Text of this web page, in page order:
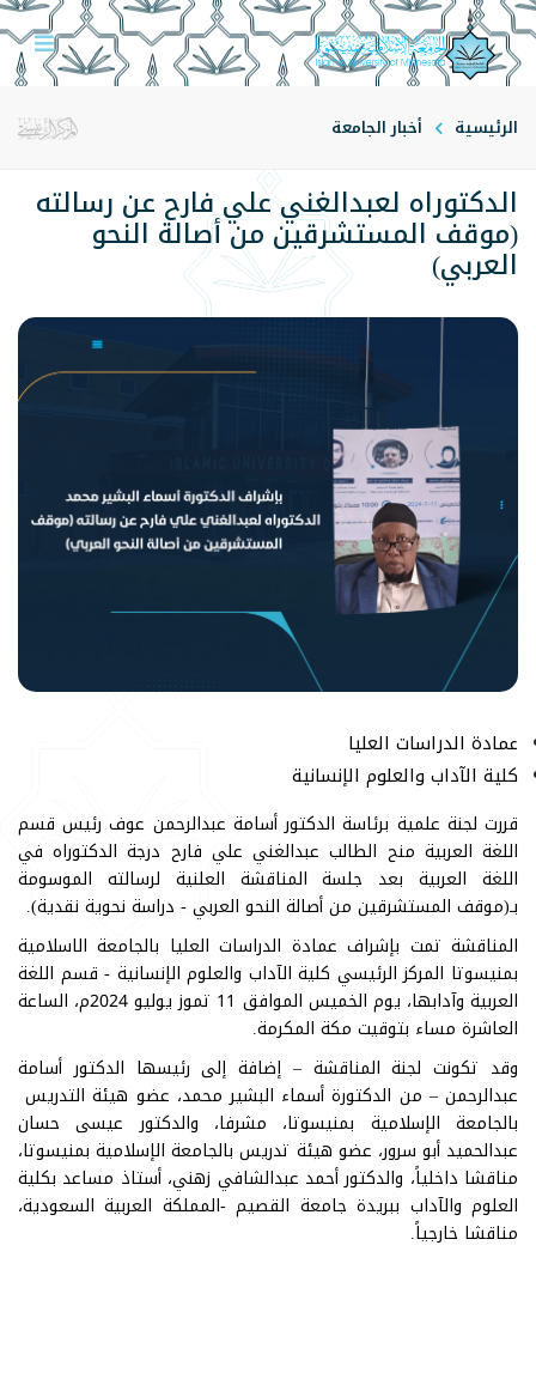
الرئيسية أخبار الجامعة
الدكتوراه لعبدالغني علي فارح عن رسالته
(موقف المستشرقين من أصالة النحو
العربي)
عمادة الدراسات العليا
كلية الآداب والعلوم الإنسانية
قررت لجنة علمية برئاسة الدكتور أسامة عبدالرحمن عوف رئيس قسم
اللغة العربية منح الطالب عبدالغني علي فارح درجة الدكتوراه في
اللغة العربية بعد جلسة المناقشة العلنية لرسالته الموسومة
بـ(موقف المستشرقين من أصالة النحو العربي - دراسة نحوية نقدية).
المناقشة تمت بإشراف عمادة الدراسات العليا بالجامعة الاسلامية
بمنيسوتا المركز الرئيسي كلية الآداب والعلوم الإنسانية - قسم اللغة
العربية وآدابها، يوم الخميس الموافق 11 تموز يوليو 2024م، الساعة
العاشرة مساء بتوقيت مكة المكرمة.
وقد تكونت لجنة المناقشة – إضافة إلى رئيسها الدكتور أسامة
عبدالرحمن – من الدكتورة أسماء البشير محمد، عضو هيئة التدريس
بالجامعة الإسلامية بمنيسوتا، مشرفا، والدكتور عيسى حسان
عبدالحميد أبو سرور، عضو هيئة تدريس بالجامعة الإسلامية بمنيسوتا،
مناقشا داخلياً، والدكتور أحمد عبدالشافي زهني، أستاذ مساعد بكلية
العلوم والآداب ببريدة جامعة القصيم -المملكة العربية السعودية،
مناقشا خارجياً.